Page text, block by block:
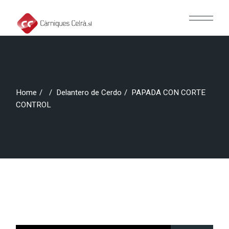
Home Delantero de Cerdo
PAPADA CON CORTE
CONTROL